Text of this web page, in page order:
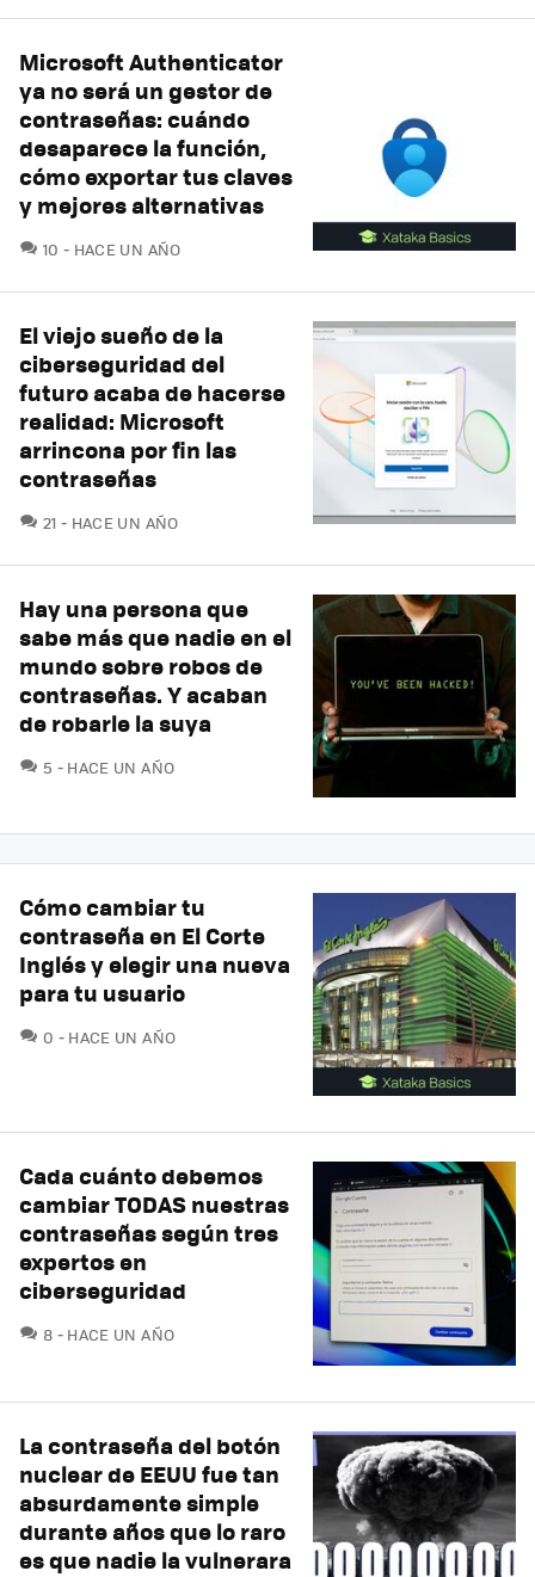
Microsoft Authenticator
ya no será un gestor de
contraseñas: cuándo
desaparece la función,
cómo exportar tus claves
y mejores alternativas
10 COMENTARIOS
HACE UN AÑO
El viejo sueño de la
ciberseguridad del
futuro acaba de hacerse
realidad: Microsoft
arrincona por fin las
contraseñas
21 COMENTARIOS
HACE UN AÑO
Hay una persona que
sabe más que nadie en el
mundo sobre robos de
contraseñas. Y acaban
de robarle la suya
5 COMENTARIOS
HACE UN AÑO
Cómo cambiar tu
contraseña en El Corte
Inglés y elegir una nueva
para tu usuario
0 COMENTARIOS
HACE UN AÑO
Cada cuánto debemos
cambiar TODAS nuestras
contraseñas según tres
expertos en
ciberseguridad
8 COMENTARIOS
HACE UN AÑO
La contraseña del botón
nuclear de EEUU fue tan
absurdamente simple
durante años que lo raro
es que nadie la vulnerara